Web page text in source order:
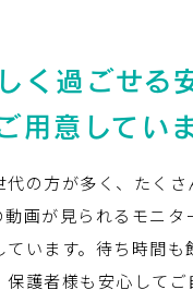
く過ごせる
用意してい
の方が多く、たく
画が見られるモニタ
います。待ち時間
護者様も安心して